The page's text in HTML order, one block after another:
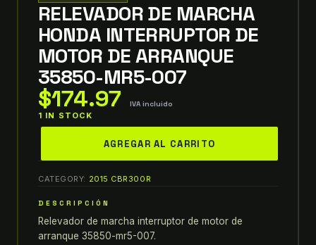
RELEVADOR DE MARCHA
HONDA INTERRUPTOR DE
MOTOR DE ARRANQUE
35850-MR5-007
$174.97 IVA incluido
1 IN STOCK
honda
interruptor
de
motor
AGREGAR AL CARRITO
CATEGORY: 2015 CBR300R
DESCRIPCIÓN
Relevador de marcha interruptor de motor de
arranque 35850-mr5-007.